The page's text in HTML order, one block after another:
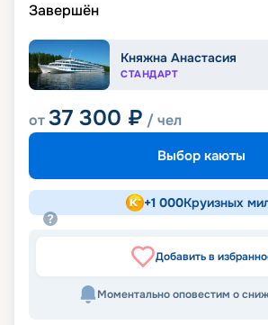
Завершён
Княжна Анастасия
СТАНДАРТ
от37 300 ₽ / чел
Выбор каюты
+1 000Круизных
Добавить в
Моментально оповестим о